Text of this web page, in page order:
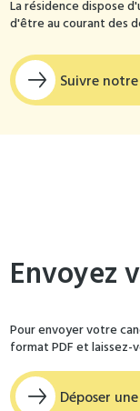
La résidence dispose
d'être au courant des
Suivre
Envoyez
Pour envoyer votre
format PDF et laissez-
Déposer